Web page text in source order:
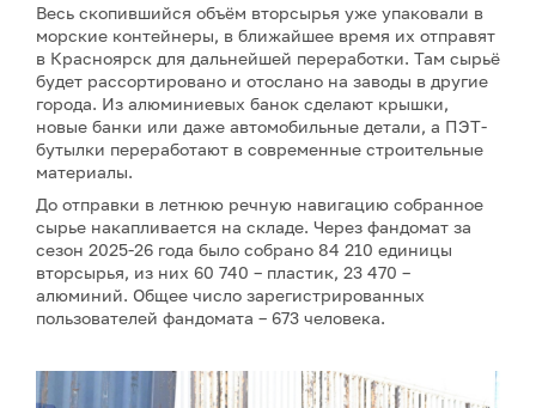
Весь скопившийся объём вторсырья уже упаковали в
морские контейнеры, в ближайшее время их отправят
в Красноярск для дальнейшей переработки. Там сырьё
будет рассортировано и отослано на заводы в другие
города. Из алюминиевых банок сделают крышки,
новые банки или даже автомобильные детали, а ПЭТ-
бутылки переработают в современные строительные
материалы.
До отправки в летнюю речную навигацию собранное
сырье накапливается на складе. Через фандомат за
сезон 2025-26 года было собрано 84 210 единицы
вторсырья, из них 60 740 – пластик, 23 470 –
алюминий. Общее число зарегистрированных
пользователей фандомата – 673 человека.